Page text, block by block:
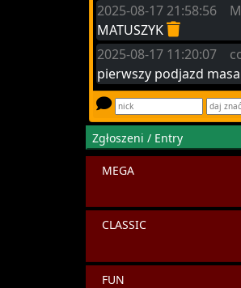
2025-08-17 21:58:56
MATUSZYK
2025-08-17 11:20:07
pierwszy podjazd
Zgłoszeni / Entry
MEGA
CLASSIC
FUN